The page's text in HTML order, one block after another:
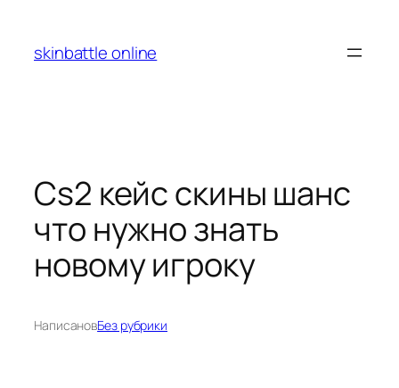
содержимому
skinbattle online
Cs2 кейс скины шанс
что нужно знать
новому игроку
НаписановБез рубрики